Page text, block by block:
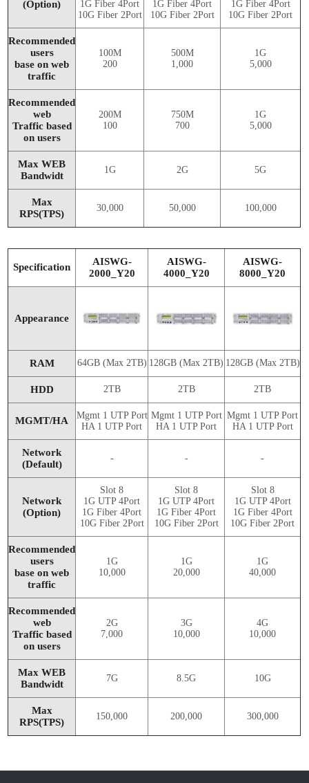
(Option)
1G Fiber 4Port
10G Fiber 2Port
1G Fiber 4Port
10G Fiber 2Port
1G Fiber 4Port
10G Fiber 2Port
Recommended
users
base on web
traffic
100M
200
500M
1,000
1G
5,000
Recommended
web
Traffic based
on users
200M
100
750M
700
1G
5,000
Max WEB
Bandwidt
1G 2G 5G
Max
RPS(TPS)
30,000 50,000 100,000
Specification
AISWG-
2000_Y20
AISWG-
4000_Y20
AISWG-
8000_Y20
Appearance
RAM 64GB (Max 2TB) 128GB (Max 2TB) 128GB (Max 2TB)
HDD 2TB 2TB 2TB
MGMT/HA
Mgmt 1 UTP Port
HA 1 UTP Port
Mgmt 1 UTP Port
HA 1 UTP Port
Mgmt 1 UTP Port
HA 1 UTP Port
Network
(Default)
- - -
Network
(Option)
Slot 8
1G UTP 4Port
1G Fiber 4Port
10G Fiber 2Port
Slot 8
1G UTP 4Port
1G Fiber 4Port
10G Fiber 2Port
Slot 8
1G UTP 4Port
1G Fiber 4Port
10G Fiber 2Port
Recommended
users
base on web
traffic
1G
10,000
1G
20,000
1G
40,000
Recommended
web
Traffic based
on users
2G
7,000
3G
10,000
4G
10,000
Max WEB
Bandwidt
7G 8.5G 10G
Max
RPS(TPS)
150,000 200,000 300,000